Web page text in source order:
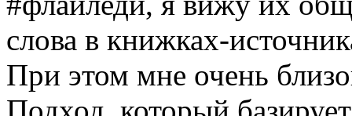
слова в книжках-
При этом мне очень